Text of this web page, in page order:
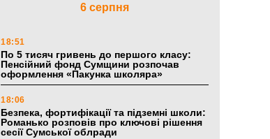
6 серпня
18:51
По 5 тисяч гривень до першого класу:
Пенсійний фонд Сумщини розпочав
оформлення «Пакунка школяра»
18:06
Безпека, фортифікації та підземні школи:
Романько розповів про ключові рішення
сесії Сумської облради